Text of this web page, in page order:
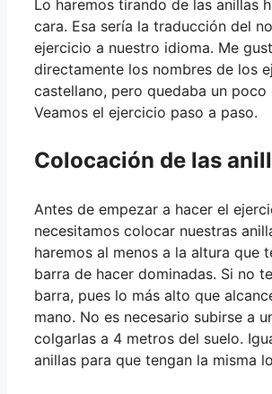
Lo haremos tirando de las anillas
cara. Esa sería la traducción del
ejercicio a nuestro idioma. Me
directamente los nombres de los
castellano, pero quedaba un poco
Veamos el ejercicio paso a paso.
Colocación de las
Antes de empezar a hacer el
necesitamos colocar nuestras
haremos al menos a la altura que
barra de hacer dominadas. Si no
barra, pues lo más alto que
mano. No es necesario subirse a
colgarlas a 4 metros del suelo.
anillas para que tengan la misma